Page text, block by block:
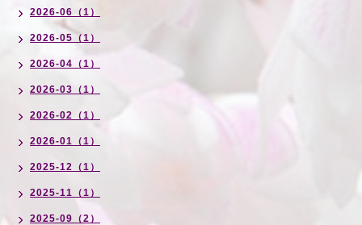
2026-06（1）
2026-05（1）
2026-04（1）
2026-03（1）
2026-02（1）
2026-01（1）
2025-12（1）
2025-11（1）
2025-09（2）